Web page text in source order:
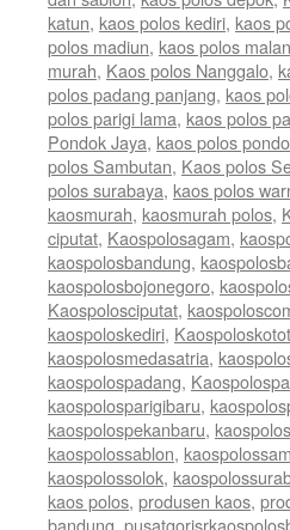
katun, kaos polos kediri, kaos
polos madiun, kaos polos
murah, Kaos polos Nanggalo,
polos padang panjang, kaos
polos parigi lama, kaos polos
Pondok Jaya, kaos polos
polos Sambutan, Kaos polos
polos surabaya, kaos polos
kaosmurah, kaosmurah polos,
ciputat, Kaospolosagam,
kaospolosbandung,
kaospolosbojonegoro,
Kaospolosciputat,
kaospoloskediri,
kaospolosmedasatria,
kaospolospadang,
kaospolosparigibaru,
kaospolospekanbaru,
kaospolossablon,
kaospolossolok,
kaos polos, produsen kaos,
bandung